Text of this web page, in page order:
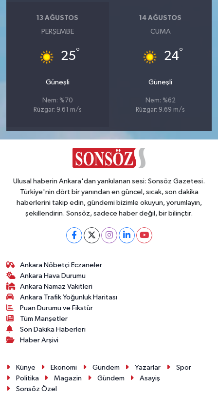
13 AĞUSTOS
PERŞEMBE
25°
Güneşli
Nem: %70
Rüzgar: 9.61 m/s
14 AĞUSTOS
CUMA
24°
Güneşli
Nem: %62
Rüzgar: 9.69 m/s
Ulusal haberin Ankara'dan yankılanan sesi: Sonsöz Gazetesi.
Türkiye'nin dört bir yanından en güncel, sıcak, son dakika
haberlerini takip edin, gündemi bizimle okuyun, yorumlayın,
şekillendirin. Sonsöz, sadece haber değil, bir bilinçtir.
Ankara Nöbetçi Eczaneler
Ankara Hava Durumu
Ankara Namaz Vakitleri
Ankara Trafik Yoğunluk Haritası
Puan Durumu ve Fikstür
Tüm Manşetler
Son Dakika Haberleri
Haber Arşivi
Künye Ekonomi Gündem Yazarlar
Spor
Politika
Magazin Gündem
Asayiş
Sonsöz Özel